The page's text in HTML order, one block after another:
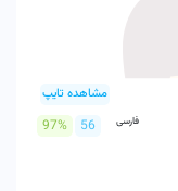
مشاهده تایپ
56
97% فارسی